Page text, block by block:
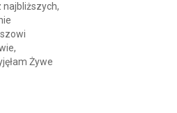
najbliższych,
Żywe